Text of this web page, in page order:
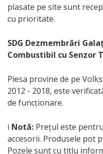
plasate pe site sunt
cu prioritate.
SDG Dezmembrări
Combustibil cu Senzor
Piesa provine de pe
2012 - 2018, este
de funcționare.
ℹ️ Notă: Prețul este
accesorii. Produsele pot
Pozele sunt cu titlu